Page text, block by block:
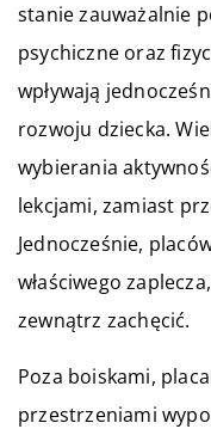
stanie zauważalnie
psychiczne oraz
wpływają
rozwoju dziecka.
wybierania
lekcjami, zamiast
Jednocześnie,
właściwego
zewnątrz zachęcić.
Poza boiskami,
przestrzeniami